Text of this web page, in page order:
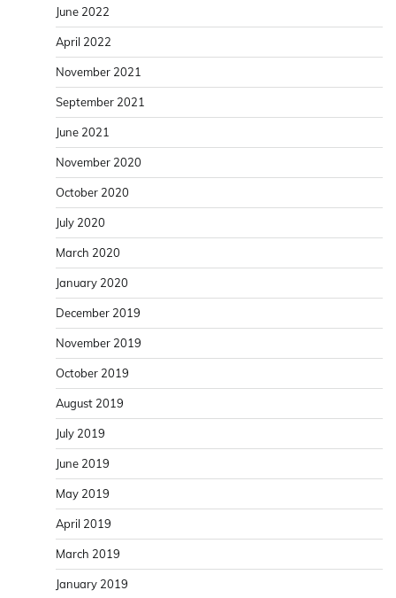
June 2022
April 2022
November 2021
September 2021
June 2021
November 2020
October 2020
July 2020
March 2020
January 2020
December 2019
November 2019
October 2019
August 2019
July 2019
June 2019
May 2019
April 2019
March 2019
January 2019